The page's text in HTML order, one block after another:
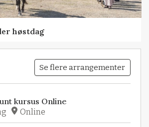
høstdag
Se flere arrangementer
kursus Online
Online